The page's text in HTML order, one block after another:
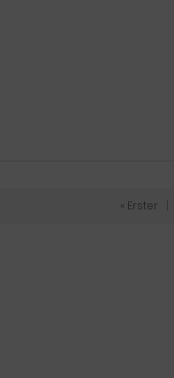
« Erster